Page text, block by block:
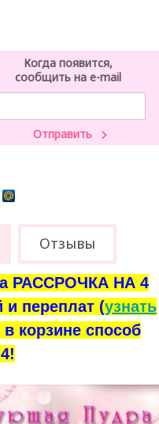
Когда появится,
сообщить на e-mail
Отзывы
РАССРОЧКА НА 4
переплат (узнать
корзине способ